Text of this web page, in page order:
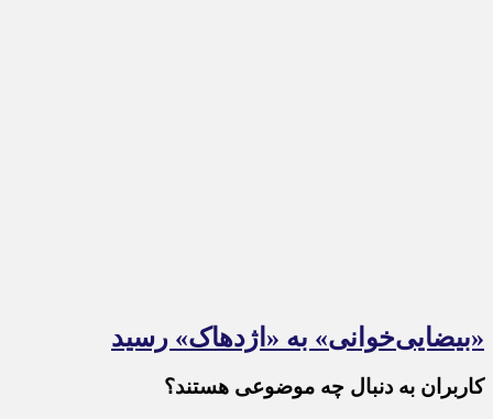
«بیضایی‌خوانی» به «اژدهاک» رسید
کاربران به دنبال چه موضوعی هستند؟